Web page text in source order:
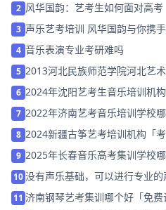
2 风华国韵：艺考生如何面对高考
3 声乐艺考培训 风华国韵与你携
4 音乐表演专业考研难吗
5 2013河北民族师范学院河北艺
6 2024年沈阳艺考生音乐培训机
7 2022年济南艺考音乐培训学校
8 2024新疆古筝艺考培训机构「考
9 2025年长春音乐高考集训学校
10没有声乐基础，可以进行专业的
11 济南钢琴艺考集训哪个好「免费